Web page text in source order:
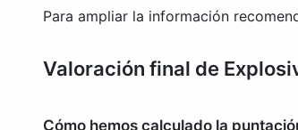
Para ampliar la información
Valoración final de
Cómo hemos calculado la